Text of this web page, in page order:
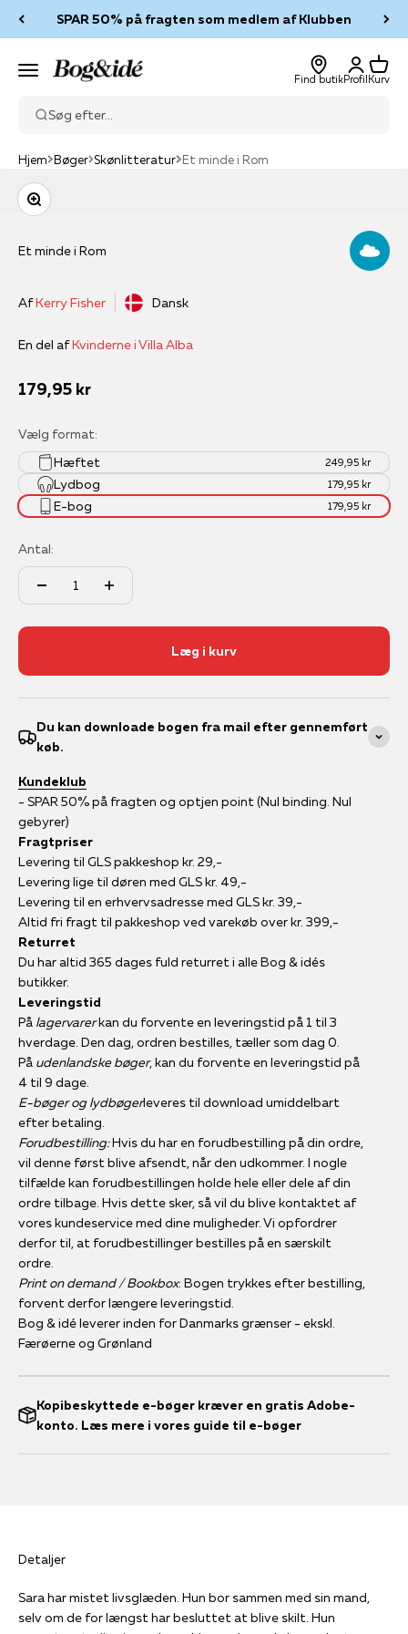
Log ind og tjen point, når du handler
Menu Bog & idé
Find butik
Log ind
Profil
Kurv
Kurv
Søg efter...
Hjem Bøger Skønlitteratur Et minde i Rom
Zoom
Et minde i Rom
AfKerry Fisher Dansk
En del afKvinderne i Villa Alba
Salgspris
179,95 kr
Vælg format:
Hæftet
249,95 kr
Lydbog 179,95 kr
E-bog 179,95 kr
Antal:
Læg i kurv
Du kan downloade bogen fra mail efter gennemført
køb.
Kundeklub
- SPAR 50% på fragten og optjen point (Nul binding. Nul
gebyrer)
Fragtpriser
Levering til GLS pakkeshop kr. 29,-
Levering lige til døren med GLS kr. 49,-
Levering til en erhvervsadresse med GLS kr. 39,-
Altid fri fragt til pakkeshop ved varekøb over kr. 399,-
Returret
Du har altid 365 dages fuld returret i alle Bog & idés
butikker.
Leveringstid
På lagervarerkan du forvente en leveringstid på 1 til 3
hverdage. Den dag, ordren bestilles, tæller som dag 0.
På udenlandske bøger, kan du forvente en leveringstid på
4 til 9 dage.
E-bøger og lydbøgerleveres til download umiddelbart
efter betaling.
Forudbestilling:Hvis du har en forudbestilling på din ordre,
vil denne først blive afsendt, når den udkommer. I nogle
tilfælde kan forudbestillingen holde hele eller dele af din
ordre tilbage. Hvis dette sker, så vil du blive kontaktet af
vores kundeservice med dine muligheder. Vi opfordrer
derfor til, at forudbestillinger bestilles på en særskilt
ordre.
Print on demand / Bookbox: Bogen trykkes efter bestilling,
forvent derfor længere leveringstid.
Bog & idé leverer inden for Danmarks grænser - ekskl.
Færøerne og Grønland
Kopibeskyttede e-bøger kræver en gratis Adobe-
konto. Læs mere i vores guide til e-bøger
Detaljer
Sara har mistet livsglæden. Hun bor sammen med sin mand,
selv om de for længst har besluttet at blive skilt. Hun